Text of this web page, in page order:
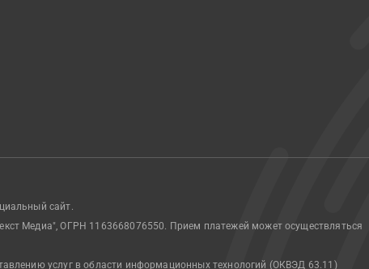
сайт.
Медиа", ОГРН 1163668076550. Прием платежей может осуществляться
услуг в области информационных технологий (ОКВЭД 63.11)